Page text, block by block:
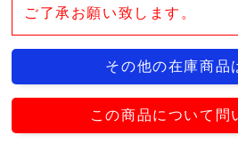
ご了承お願い致します。
その他の在庫商品
この商品について問